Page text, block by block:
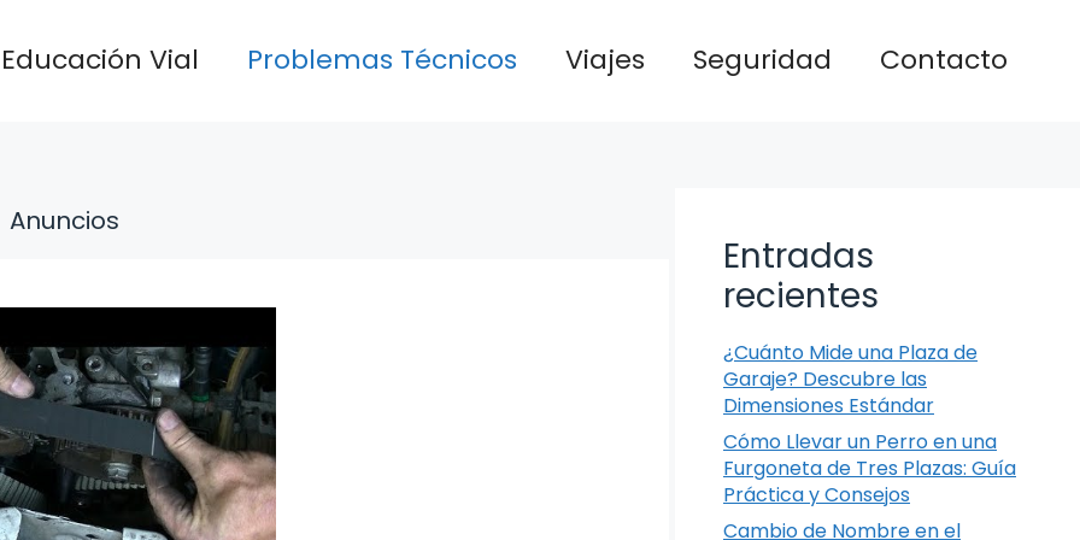
Educación Vial Problemas Técnicos Viajes Seguridad Contacto
Anuncios
Entradas
recientes
¿Cuánto Mide una Plaza de
Garaje? Descubre las
Dimensiones Estándar
Cómo Llevar un Perro en una
Furgoneta de Tres Plazas: Guía
Práctica y Consejos
Cambio de Nombre en el